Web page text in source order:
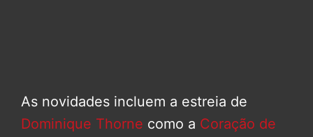
As novidades incluem a estreia de
Dominique Thorne como a Coração de